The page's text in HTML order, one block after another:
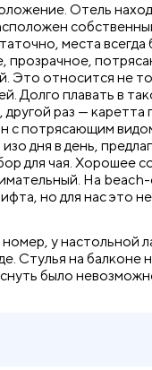
Отель
места
прозрачное,
Это относится не
Долго плавать в
другой раз —
с потрясающим
дня в день,
для чая. Хорошее
На
но для нас это
номер, у настольной
Стулья на балконе
было